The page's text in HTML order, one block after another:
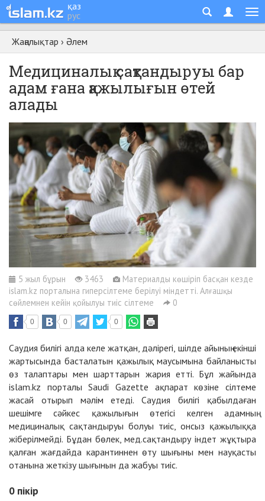
қаз
рус
Жаңалықтар › Әлем
Медициналық сақтандыруы бар
адам ғана қажылығын өтей
алады
5 жыл бұрын 3463
Материалды көшіріп басқан кезде
islam.kz порталына гиперсілтеме берілуі міндетті. Алғашқы
сөйлемнен кейін қойылуы тиіс сілтеме
0
0 0 0
Саудия билігі алда келе жатқан, дәлірегі, шілде айының екінші
жартысында басталатын қажылық маусымына байланысты
өз талаптары мен шарттарын жария етті. Бұл жайында
islam.kz порталы Saudi Gazette ақпарат көзіне сілтеме
жасай отырып мәлім етеді. Саудия билігі қабылдаған
шешімге сәйкес қажылығын өтегісі келген адамның
медициналық сақтандыруы болуы тиіс, онсыз қажылыққа
жіберілмейді. Бұдан бөлек, мед.сақтандыру індет жұқтыра
қалған жағдайда карантиннен өту шығыны мен науқасты
отанына жеткізу шығынын да жабуы тиіс.
0 пікір